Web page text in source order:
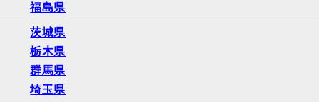
福島県
茨城県
栃木県
群馬県
埼玉県